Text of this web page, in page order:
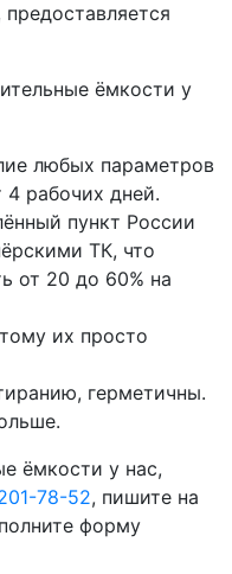
ёмкости у
любых параметров
рабочих дней.
пункт России
ТК, что
от 20 до 60% на
их просто
герметичны.
ёмкости у нас,
78-52, пишите на
форму